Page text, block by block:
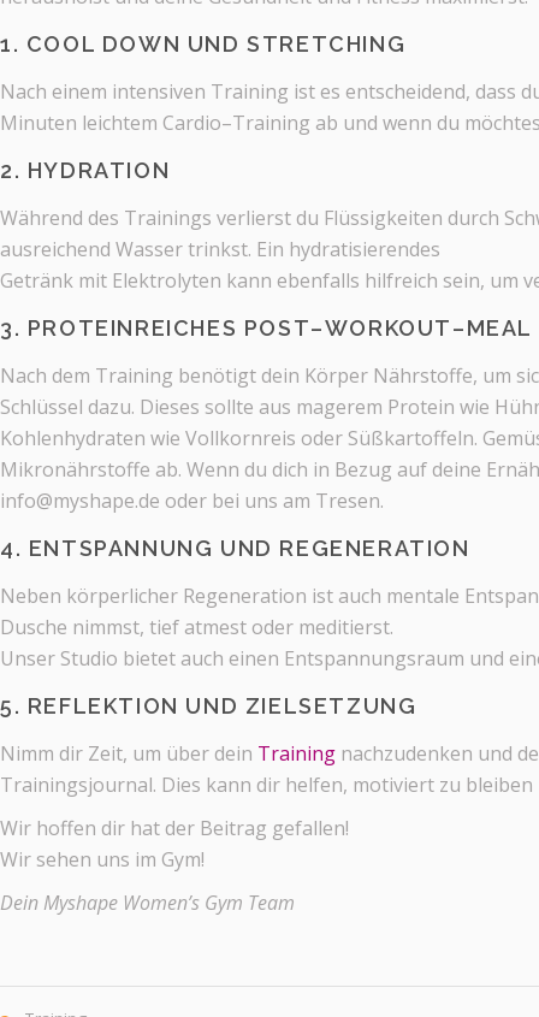
1. COOL DOWN UND STRETCHING
Nach einem intensiven Training ist es entscheidend, dass
Minuten leichtem Cardio–Training ab und wenn du
2. HYDRATION
Während des Trainings verlierst du Flüssigkeiten durch
ausreichend Wasser trinkst. Ein hydratisierendes
Getränk mit Elektrolyten kann ebenfalls hilfreich sein, um
3. PROTEINREICHES POST–WORKOUT–MEAL
Nach dem Training benötigt dein Körper Nährstoffe, um
Schlüssel dazu. Dieses sollte aus magerem Protein wie
Kohlenhydraten wie Vollkornreis oder Süßkartoffeln.
Mikronährstoffe ab. Wenn du dich in Bezug auf deine Ernäh
info@myshape.de oder bei uns am Tresen.
4. ENTSPANNUNG UND REGENERATION
Neben körperlicher Regeneration ist auch mentale
Dusche nimmst, tief atmest oder meditierst.
Unser Studio bietet auch einen Entspannungsraum und
5. REFLEKTION UND ZIELSETZUNG
Nimm dir Zeit, um über dein Training nachzudenken und
Trainingsjournal. Dies kann dir helfen, motiviert zu bleiben
Wir hoffen dir hat der Beitrag gefallen!
Wir sehen uns im Gym!
Dein Myshape Women’s Gym Team